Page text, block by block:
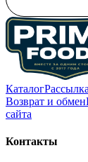
КаталогРассылка
Возврат и обмен
сайта
Контакты